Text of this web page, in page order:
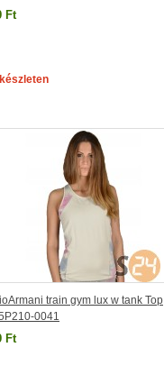
Ft
train gym lux w tank Top
0041
Ft